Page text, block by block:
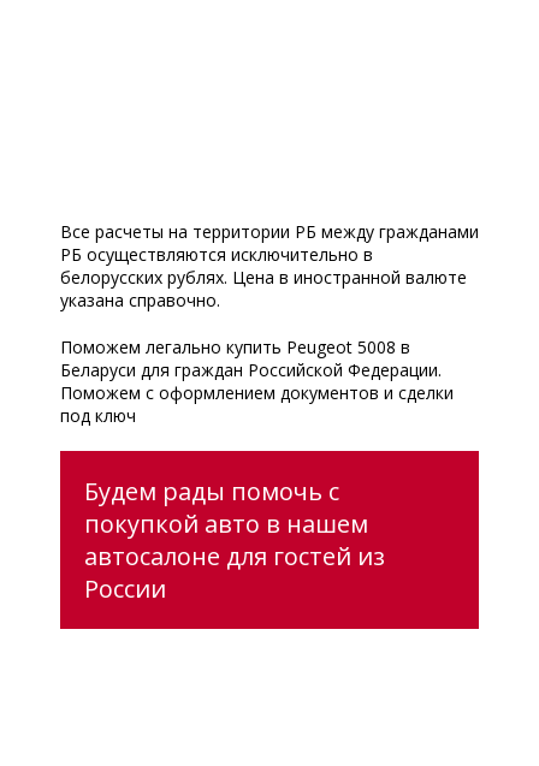
Все расчеты на территории РБ между гражданами
РБ осуществляются исключительно в
белорусских рублях. Цена в иностранной валюте
указана справочно.
Поможем легально купить Peugeot 5008 в
Беларуси для граждан Российской Федерации.
Поможем с оформлением документов и сделки
под ключ
Будем рады помочь с
покупкой авто в нашем
автосалоне для гостей из
России